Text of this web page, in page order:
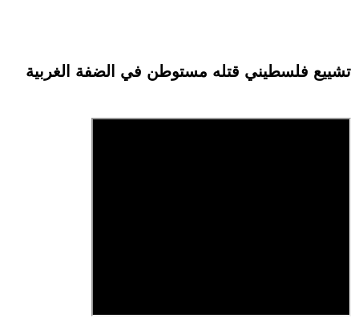
تشييع فلسطيني قتله مستوطن في الضفة الغربية